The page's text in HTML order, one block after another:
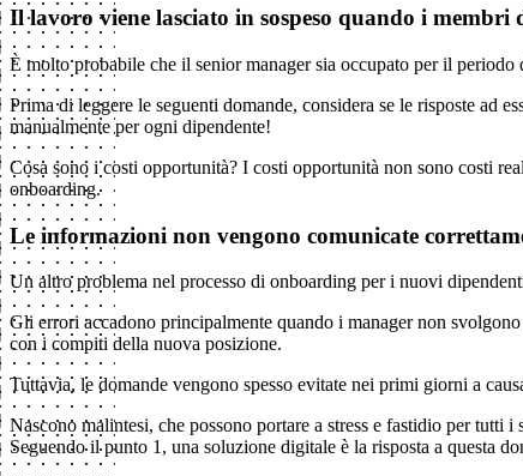
Il lavoro viene lasciato in sospeso quando i membri
È molto probabile che il senior manager sia occupato per il
Prima di leggere le seguenti domande, considera se le risposte ad
manualmente per ogni dipendente!
Cosa sono i costi opportunità? I costi opportunità non sono costi
onboarding.
Le informazioni non vengono comunicate
Un altro problema nel processo di onboarding per i nuovi
Gli errori accadono principalmente quando i manager non
con i compiti della nuova posizione.
Tuttavia, le domande vengono spesso evitate nei primi giorni a
Nascono malintesi, che possono portare a stress e fastidio per
Seguendo il punto 1, una soluzione digitale è la risposta a questa